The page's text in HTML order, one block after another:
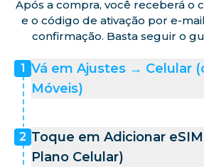
Noruega
Polônia
Após a compra, você receberá o
e o código de ativação por e-
confirmação. Basta seguir o
1 Vá em Ajustes → Celular
Móveis)
2 Toque em Adicionar
Plano Celular)